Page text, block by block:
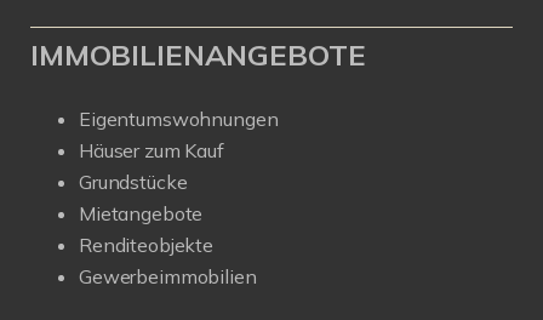
IMMOBILIENANGEBOTE
Eigentumswohnungen
Häuser zum Kauf
Grundstücke
Mietangebote
Renditeobjekte
Gewerbeimmobilien